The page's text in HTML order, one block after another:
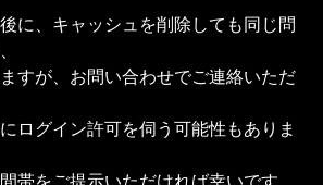
に、キャッシュを削除しても同じ問
すが、お問い合わせでご連絡いただ
ログイン許可を伺う可能性もありま
帯をご提示いただければ幸いです。